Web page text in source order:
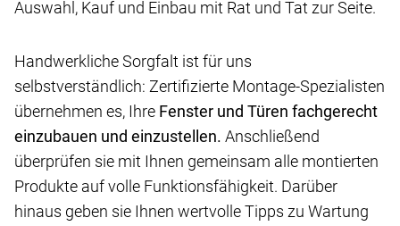
Auswahl, Kauf und Einbau mit Rat und Tat zur Seite.
Handwerkliche Sorgfalt ist für uns
selbstverständlich: Zertifizierte Montage-Spezialisten
übernehmen es, Ihre Fenster und Türen fachgerecht
einzubauen und einzustellen. Anschließend
überprüfen sie mit Ihnen gemeinsam alle montierten
Produkte auf volle Funktionsfähigkeit. Darüber
hinaus geben sie Ihnen wertvolle Tipps zu Wartung